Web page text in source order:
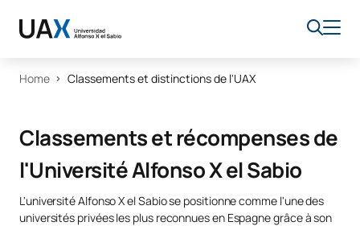
Home Classements et distinctions de l'UAX
Classements et récompenses de
l'Université Alfonso X el Sabio
L'université Alfonso X el Sabio se positionne comme l'une des
universités privées les plus reconnues en Espagne grâce à son